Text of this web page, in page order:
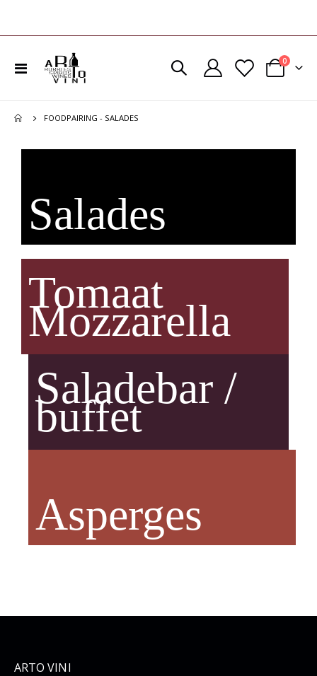
Toggle
Cart
0
FOODPAIRING - SALADES
Salades
Tomaat
Mozzarella
Saladebar /
buffet
Asperges
ARTO VINI